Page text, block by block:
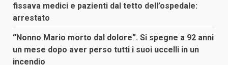
fissava medici e pazienti dal tetto dell’ospedale:
arrestato
“Nonno Mario morto dal dolore”. Si spegne a 92 anni
un mese dopo aver perso tutti i suoi uccelli in un
incendio